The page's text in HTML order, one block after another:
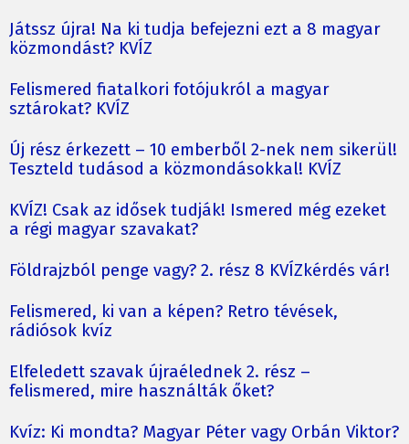
Játssz újra! Na ki tudja befejezni ezt a 8 magyar
közmondást? KVÍZ
Felismered fiatalkori fotójukról a magyar
sztárokat? KVÍZ
Új rész érkezett – 10 emberből 2-nek nem sikerül!
Teszteld tudásod a közmondásokkal! KVÍZ
KVÍZ! Csak az idősek tudják! Ismered még ezeket
a régi magyar szavakat?
Földrajzból penge vagy? 2. rész 8 KVÍZkérdés vár!
Felismered, ki van a képen? Retro tévések,
rádiósok kvíz
Elfeledett szavak újraélednek 2. rész –
felismered, mire használták őket?
Kvíz: Ki mondta? Magyar Péter vagy Orbán Viktor?